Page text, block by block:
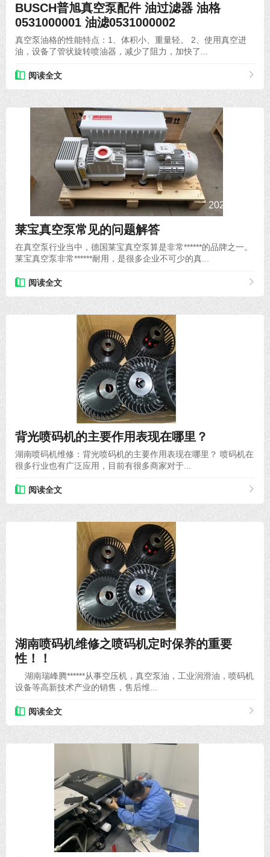
BUSCH普旭真空泵配件 油过滤器 油格
0531000001 油滤0531000002
真空泵油格的性能特点：1、体积小、重量轻。 2、使用真空进
油，设备了管状旋转喷油器，减少了阻力，加快了...
阅读全文
2020-08-26
莱宝真空泵常见的问题解答
在真空泵行业当中，德国莱宝真空泵算是非常******的品牌之一。
莱宝真空泵非常******耐用，是很多企业不可少的真...
阅读全文
背光喷码机的主要作用表现在哪里？
湖南喷码机维修：背光喷码机的主要作用表现在哪里？ 喷码机在
很多行业也有广泛应用，目前有很多商家对于...
阅读全文
湖南喷码机维修之喷码机定时保养的重要
性！！
湖南瑞峰腾******从事空压机，真空泵油，工业润滑油，喷码机
设备等高新技术产业的销售，售后维...
阅读全文